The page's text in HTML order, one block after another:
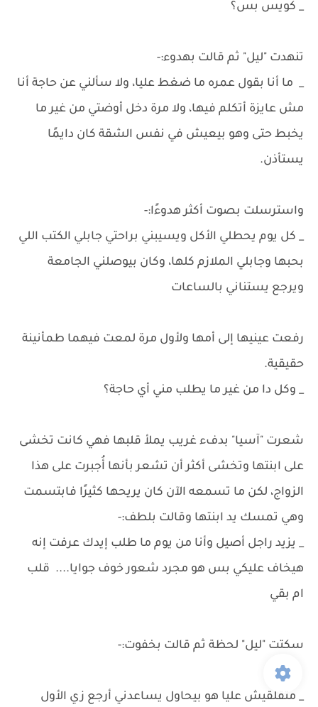
_ كويس بس؟
تنهدت "ليل" ثم قالت بهدوء:-
_ ما أنا بقول عمره ما ضغط عليا، ولا سألني عن حاجة أنا
مش عايزة أتكلم فيها، ولا مرة دخل أوضتي من غير ما
يخبط حتى وهو بيعيش في نفس الشقة كان دايمًا
يستأذن.
واسترسلت بصوت أكثر هدوءًا:-
_ كل يوم يحطلي الأكل ويسيبني براحتي جابلي الكتب اللي
بحبها وجابلي الملازم كلها، وكان بيوصلني الجامعة
ويرجع يستناني بالساعات
رفعت عينيها إلى أمها ولأول مرة لمعت فيهما طمأنينة
حقيقية.
_ وكل دا من غير ما يطلب مني أي حاجة؟
شعرت "آسيا" بدفء غريب يملأ قلبها فهي كانت تخشى
على ابنتها وتخشى أكثر أن تشعر بأنها أُجبرت على هذا
الزواج، لكن ما تسمعه الآن كان يريحها كثيرًا فابتسمت
وهي تمسك يد ابنتها وقالت بلطف:-
_ يزيد راجل أصيل وأنا من يوم ما طلب إيدك عرفت إنه
هيخاف عليكي بس هو مجرد شعور خوف جوايا.... قلب
ام بقي
سكتت "ليل" لحظة ثم قالت بخفوت:-
_ متقلقيش عليا هو بيحاول يساعدني أرجع زي الأول